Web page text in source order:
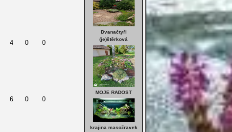
Dvanačtyři
(je)štěrková
MOJE RADOST
krajina masožravek
4 0 0
6 0 0